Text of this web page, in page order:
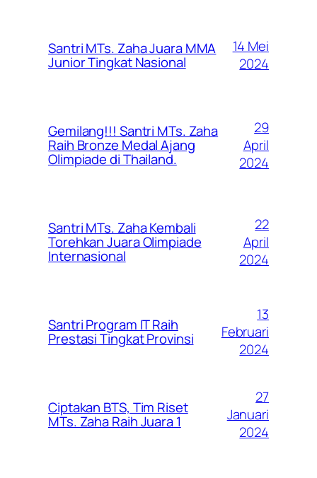
Santri MTs. Zaha Juara MMA
Junior Tingkat Nasional
14 Mei
2024
Gemilang!!! Santri MTs. Zaha
Raih Bronze Medal Ajang
Olimpiade di Thailand.
29
April
2024
Santri MTs. Zaha Kembali
Torehkan Juara Olimpiade
Internasional
22
April
2024
Santri Program IT Raih
Prestasi Tingkat Provinsi
13
Februari
2024
Ciptakan BTS, Tim Riset
MTs. Zaha Raih Juara 1
27
Januari
2024